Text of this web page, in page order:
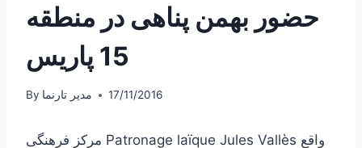
حضور بهمن پناهی در منطقه
15 پاریس
By مدیر تارنما 17/11/2016
مرکز فرهنگی Patronage laïque Jules Vallès واقع